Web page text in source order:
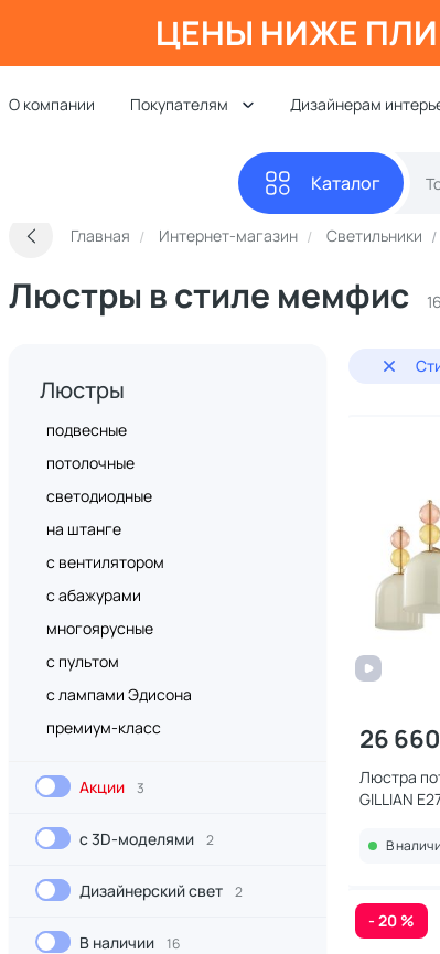
ЦЕНЫ НИЖЕ
О компании Покупателям Дизайнерам
Каталог
Главная Интернет-магазин Светильники
Люстры в стиле мемфис
Люстры
подвесные
потолочные
светодиодные
на штанге
с вентилятором
с абажурами
многоярусные
с пультом
с лампами Эдисона
премиум-класс
Акции 3
с 3D-моделями 2
Дизайнерский свет 2
В наличии 16
26
Люстра
GILLIAN
В
- 20 %